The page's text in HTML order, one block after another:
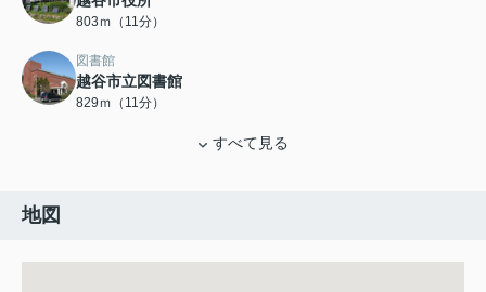
803ｍ（11分）
図書館
越谷市立図書館
829ｍ（11分）
すべて見る
地図